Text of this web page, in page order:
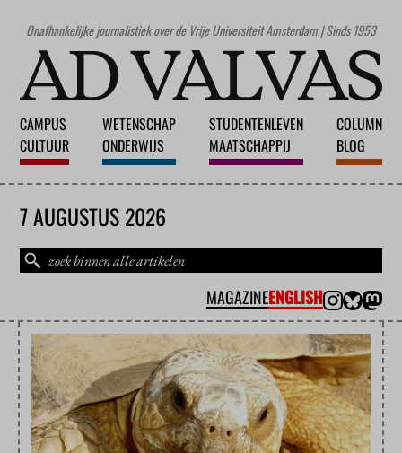
Onafhankelijke journalistiek over de Vrije Universiteit Amsterdam | Sinds 1953
CAMPUS
CULTUUR
WETENSCHAP
ONDERWIJS
STUDENTENLEVEN
MAATSCHAPPIJ
COLUMN
BLOG
7 AUGUSTUS 2026
MAGAZINEENGLISH